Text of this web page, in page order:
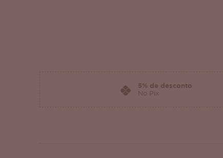
5% de desconto
No Pix